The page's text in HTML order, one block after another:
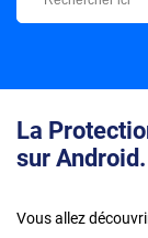
La
sur
Vous allez